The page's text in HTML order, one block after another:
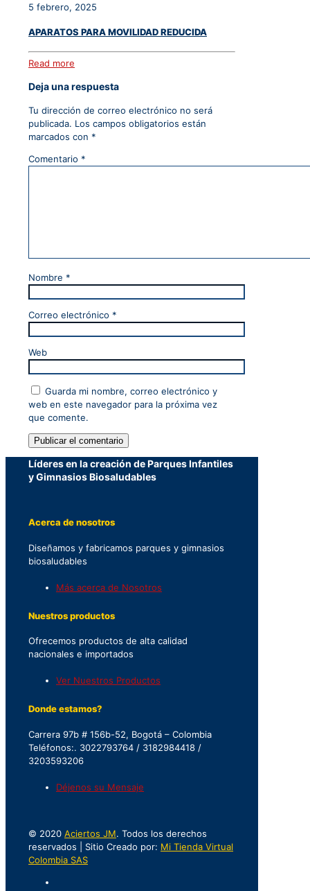
5 febrero, 2025
APARATOS PARA MOVILIDAD REDUCIDA
Read more
Deja una respuesta
Tu dirección de correo electrónico no será
publicada. Los campos obligatorios están
marcados con *
Comentario *
Nombre *
Correo electrónico *
Web
Guarda mi nombre, correo electrónico y
web en este navegador para la próxima vez
que comente.
Líderes en la creación de Parques Infantiles
y Gimnasios Biosaludables
Acerca de nosotros
Diseñamos y fabricamos parques y gimnasios
biosaludables
Más acerca de Nosotros
Nuestros productos
Ofrecemos productos de alta calidad
nacionales e importados
Ver Nuestros Productos
Donde estamos?
Carrera 97b # 156b-52, Bogotá – Colombia
Teléfonos:. 3022793764 / 3182984418 /
3203593206
Déjenos su Mensaje
© 2020 Aciertos JM. Todos los derechos
reservados | Sitio Creado por: Mi Tienda Virtual
Colombia SAS